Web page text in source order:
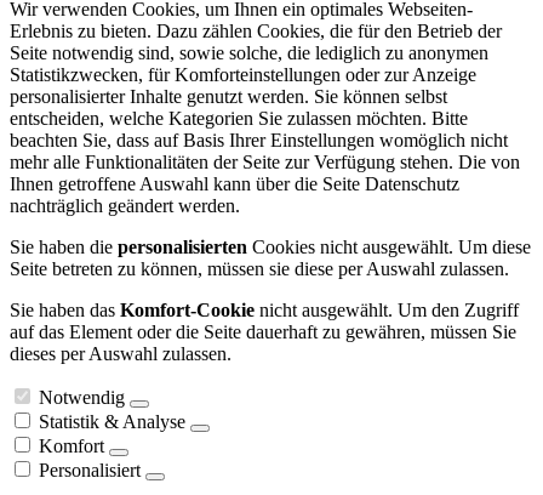
Wir verwenden Cookies, um Ihnen ein optimales Webseiten-
Erlebnis zu bieten. Dazu zählen Cookies, die für den Betrieb der
Seite notwendig sind, sowie solche, die lediglich zu anonymen
Statistikzwecken, für Komforteinstellungen oder zur Anzeige
personalisierter Inhalte genutzt werden. Sie können selbst
entscheiden, welche Kategorien Sie zulassen möchten. Bitte
beachten Sie, dass auf Basis Ihrer Einstellungen womöglich nicht
mehr alle Funktionalitäten der Seite zur Verfügung stehen. Die von
Ihnen getroffene Auswahl kann über die Seite Datenschutz
nachträglich geändert werden.
Sie haben die personalisierten Cookies nicht ausgewählt. Um diese
Seite betreten zu können, müssen sie diese per Auswahl zulassen.
Sie haben das Komfort-Cookie nicht ausgewählt. Um den Zugriff
auf das Element oder die Seite dauerhaft zu gewähren, müssen Sie
dieses per Auswahl zulassen.
Notwendig
Statistik & Analyse
Komfort
Personalisiert